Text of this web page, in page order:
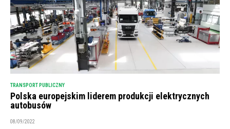
TRANSPORT PUBLICZNY
Polska europejskim liderem produkcji elektrycznych
autobusów
08/09/2022